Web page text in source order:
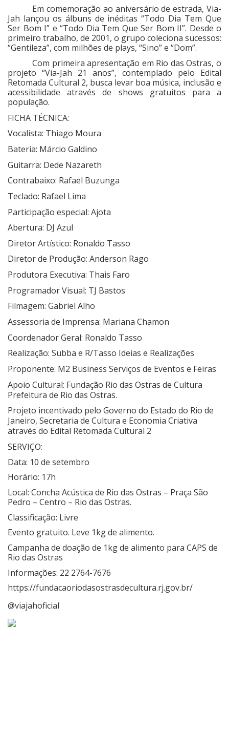
Em comemoração ao aniversário de estrada, Via-
Jah lançou os álbuns de inéditas “Todo Dia Tem Que
Ser Bom I” e “Todo Dia Tem Que Ser Bom II”. Desde o
primeiro trabalho, de 2001, o grupo coleciona sucessos:
“Gentileza”, com milhões de plays, “Sino” e “Dom”.
Com primeira apresentação em Rio das Ostras, o
projeto “Via-Jah 21 anos”, contemplado pelo Edital
Retomada Cultural 2, busca levar boa música, inclusão e
acessibilidade através de shows gratuitos para a
população.
FICHA TÉCNICA:
Vocalista: Thiago Moura
Bateria: Márcio Galdino
Guitarra: Dede Nazareth
Contrabaixo: Rafael Buzunga
Teclado: Rafael Lima
Participação especial: Ajota
Abertura: DJ Azul
Diretor Artístico: Ronaldo Tasso
Diretor de Produção: Anderson Rago
Produtora Executiva: Thais Faro
Programador Visual: TJ Bastos
Filmagem: Gabriel Alho
Assessoria de Imprensa: Mariana Chamon
Coordenador Geral: Ronaldo Tasso
Realização: Subba e R/Tasso Ideias e Realizações
Proponente: M2 Business Serviços de Eventos e Feiras
Apoio Cultural: Fundação Rio das Ostras de Cultura
Prefeitura de Rio das Ostras.
Projeto incentivado pelo Governo do Estado do Rio de
Janeiro, Secretaria de Cultura e Economia Criativa
através do Edital Retomada Cultural 2
SERVIÇO:
Data: 10 de setembro
Horário: 17h
Local: Concha Acústica de Rio das Ostras – Praça São
Pedro – Centro – Rio das Ostras.
Classificação: Livre
Evento gratuito. Leve 1kg de alimento.
Campanha de doação de 1kg de alimento para CAPS de
Rio das Ostras
Informações: 22 2764-7676
https://fundacaoriodasostrasdecultura.rj.gov.br/
@viajahoficial